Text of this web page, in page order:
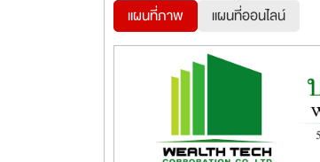
แผนที่ภาพ
แผนที่ออนไลน์